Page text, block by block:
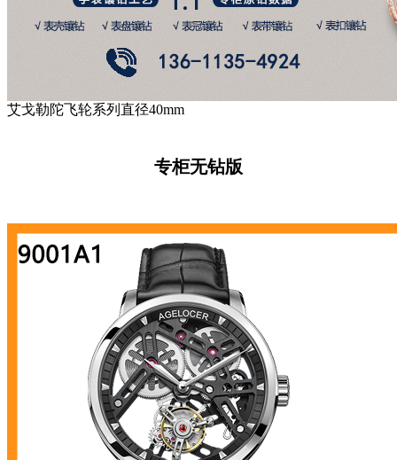
艾戈勒陀飞轮系列直径40mm
专柜无钻版